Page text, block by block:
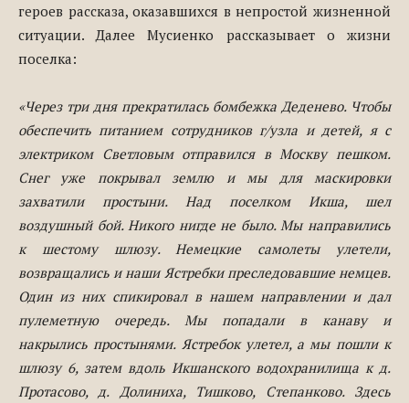
героев рассказа, оказавшихся в непростой жизненной
ситуации. Далее Мусиенко рассказывает о жизни
поселка:
«Через три дня прекратилась бомбежка Деденево. Чтобы
обеспечить питанием сотрудников г/узла и детей, я с
электриком Светловым отправился в Москву пешком.
Снег уже покрывал землю и мы для маскировки
захватили простыни. Над поселком Икша, шел
воздушный бой. Никого нигде не было. Мы направились
к шестому шлюзу. Немецкие самолеты улетели,
возвращались и наши Ястребки преследовавшие немцев.
Один из них спикировал в нашем направлении и дал
пулеметную очередь. Мы попадали в канаву и
накрылись простынями. Ястребок улетел, а мы пошли к
шлюзу 6, затем вдоль Икшанского водохранилища к д.
Протасово, д. Долиниха, Тишково, Степанково. Здесь